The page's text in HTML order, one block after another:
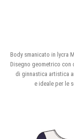
Body smanicato in lycra
Disegno geometrico
di ginnastica artistica
e ideale per le